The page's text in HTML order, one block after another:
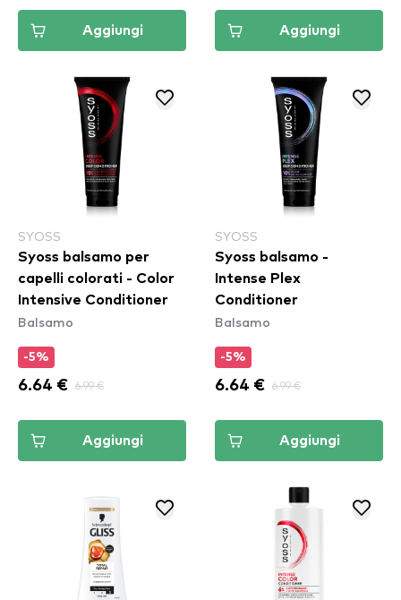
Aggiungi Aggiungi
SYOSS
Syoss balsamo per
capelli colorati - Color
Intensive Conditioner
Balsamo
-5%
6.64 € 6.99 €
Aggiungi
SYOSS
Syoss balsamo -
Intense Plex
Conditioner
Balsamo
-5%
6.64 € 6.99 €
Aggiungi